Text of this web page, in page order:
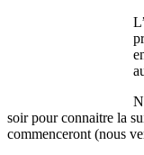
soir pour connaitre la
commenceront (nous